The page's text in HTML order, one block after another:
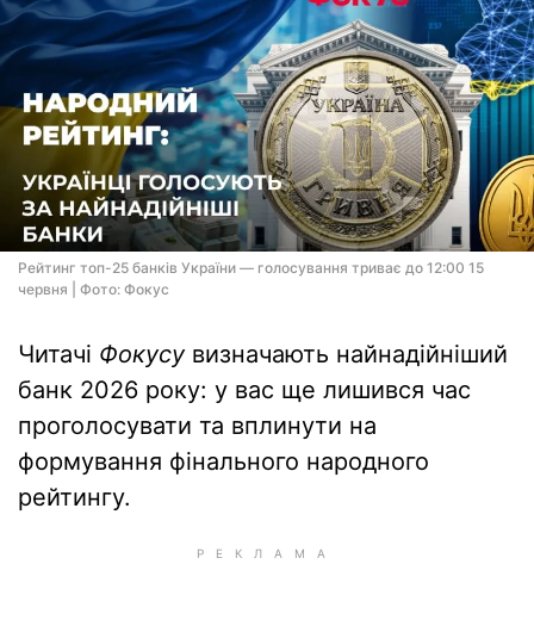
Рейтинг топ-25 банків України — голосування триває до 12:00 15
червня | Фото: Фокус
Читачі Фокусу визначають найнадійніший
банк 2026 року: у вас ще лишився час
проголосувати та вплинути на
формування фінального народного
рейтингу.